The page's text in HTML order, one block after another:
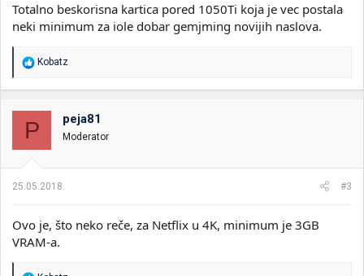
Totalno beskorisna kartica pored 1050Ti koja je vec postala
neki minimum za iole dobar gemjming novijih naslova.
R
a
o
v
n
:
Kobatz
P peja81
Moderator
25.05.2018. #3
Ovo je, što neko reče, za Netflix u 4K, minimum je 3GB
VRAM-a.